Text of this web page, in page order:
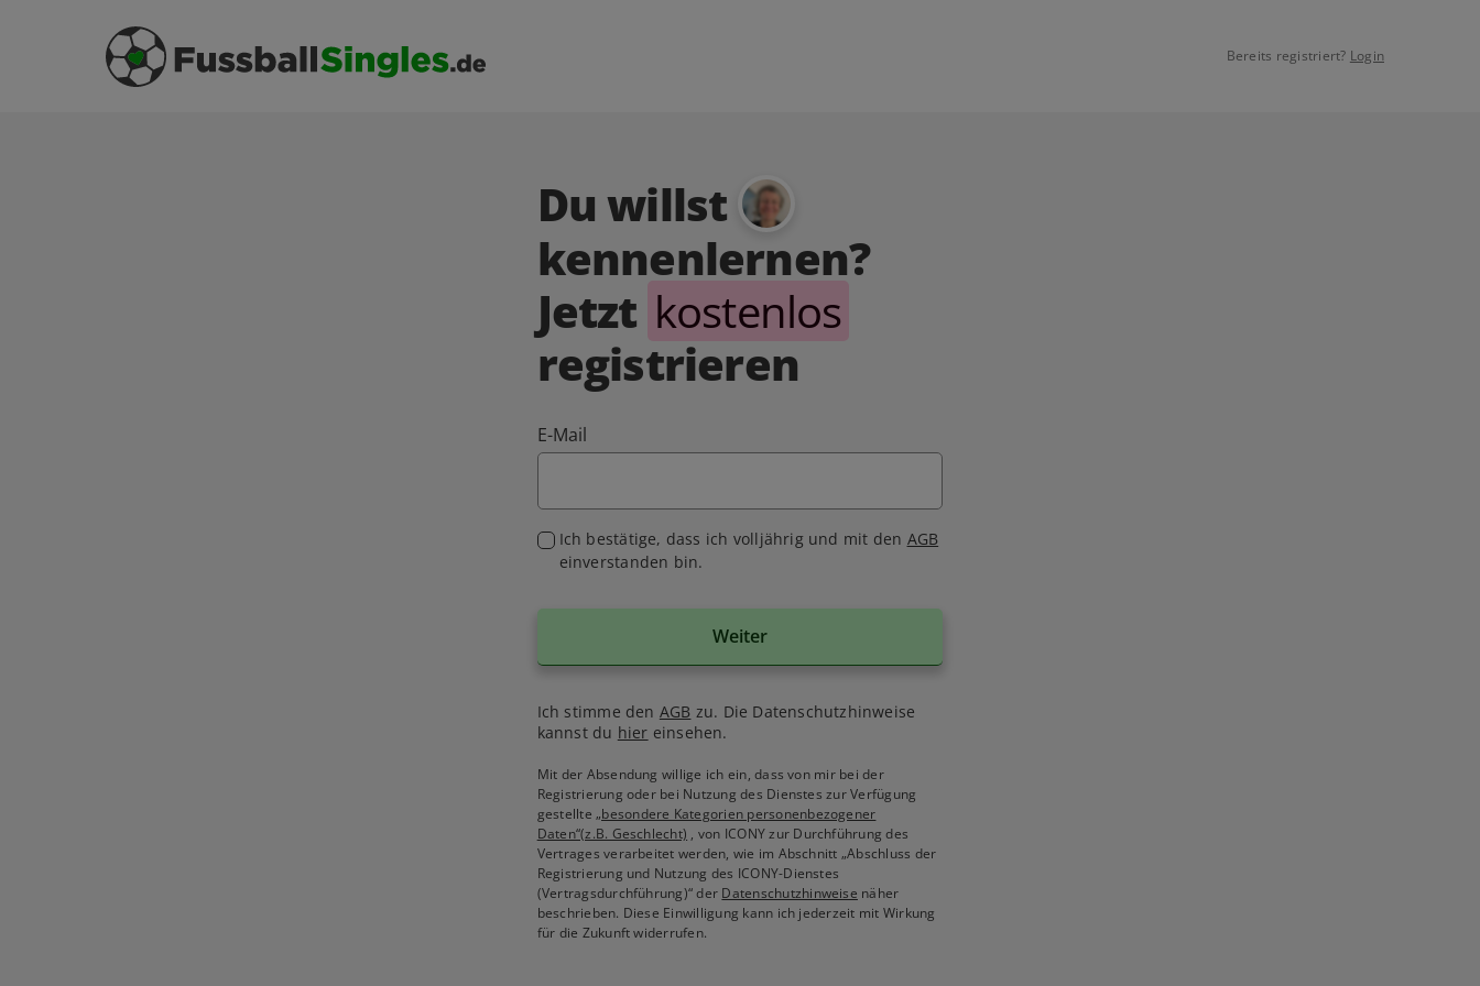
Bereits registriert? Login
Du willst
kennenlernen?
Jetzt kostenlos
registrieren
E-Mail
Ich bestätige, dass ich volljährig und mit den AGB
einverstanden bin.
Weiter
Ich stimme den AGB zu. Die Datenschutzhinweise
kannst du hier einsehen.
Mit der Absendung willige ich ein, dass von mir bei der
Registrierung oder bei Nutzung des Dienstes zur Verfügung
gestellte„besondere Kategorien personenbezogener
Daten“(z.B. Geschlecht) , von ICONY zur Durchführung des
Vertrages verarbeitet werden, wie im Abschnitt „Abschluss der
Registrierung und Nutzung des ICONY-Dienstes
(Vertragsdurchführung)“ der Datenschutzhinweise näher
beschrieben. Diese Einwilligung kann ich jederzeit mit Wirkung
für die Zukunft widerrufen.